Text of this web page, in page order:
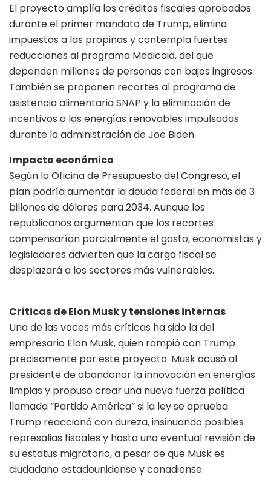
El proyecto amplía los créditos fiscales aprobados
durante el primer mandato de Trump, elimina
impuestos a las propinas y contempla fuertes
reducciones al programa Medicaid, del que
dependen millones de personas con bajos ingresos.
También se proponen recortes al programa de
asistencia alimentaria SNAP y la eliminación de
incentivos a las energías renovables impulsadas
durante la administración de Joe Biden.
Impacto económico
Según la Oficina de Presupuesto del Congreso, el
plan podría aumentar la deuda federal en más de 3
billones de dólares para 2034. Aunque los
republicanos argumentan que los recortes
compensarían parcialmente el gasto, economistas y
legisladores advierten que la carga fiscal se
desplazará a los sectores más vulnerables.
Críticas de Elon Musk y tensiones internas
Una de las voces más críticas ha sido la del
empresario Elon Musk, quien rompió con Trump
precisamente por este proyecto. Musk acusó al
presidente de abandonar la innovación en energías
limpias y propuso crear una nueva fuerza política
llamada “Partido América” si la ley se aprueba.
Trump reaccionó con dureza, insinuando posibles
represalias fiscales y hasta una eventual revisión de
su estatus migratorio, a pesar de que Musk es
ciudadano estadounidense y canadiense.